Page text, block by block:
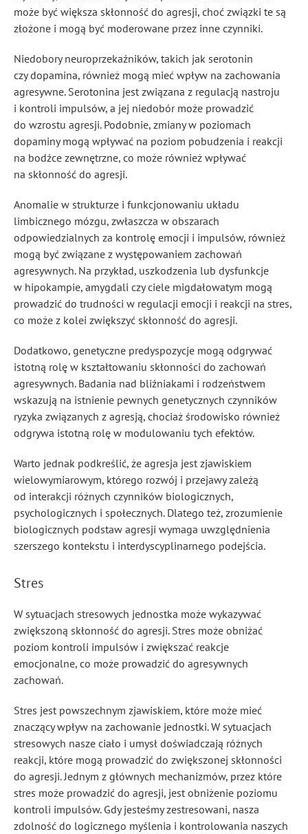
może być większa skłonność do agresji, choć związki te są
złożone i mogą być moderowane przez inne czynniki.
Niedobory neuroprzekaźników, takich jak serotonin
czy dopamina, również mogą mieć wpływ na zachowania
agresywne. Serotonina jest związana z regulacją nastroju
i kontroli impulsów, a jej niedobór może prowadzić
do wzrostu agresji. Podobnie, zmiany w poziomach
dopaminy mogą wpływać na poziom pobudzenia i reakcji
na bodźce zewnętrzne, co może również wpływać
na skłonność do agresji.
Anomalie w strukturze i funkcjonowaniu układu
limbicznego mózgu, zwłaszcza w obszarach
odpowiedzialnych za kontrolę emocji i impulsów, również
mogą być związane z występowaniem zachowań
agresywnych. Na przykład, uszkodzenia lub dysfunkcje
w hipokampie, amygdali czy ciele migdałowatym mogą
prowadzić do trudności w regulacji emocji i reakcji na stres,
co może z kolei zwiększyć skłonność do agresji.
Dodatkowo, genetyczne predyspozycje mogą odgrywać
istotną rolę w kształtowaniu skłonności do zachowań
agresywnych. Badania nad bliźniakami i rodzeństwem
wskazują na istnienie pewnych genetycznych czynników
ryzyka związanych z agresją, chociaż środowisko również
odgrywa istotną rolę w modulowaniu tych efektów.
Warto jednak podkreślić, że agresja jest zjawiskiem
wielowymiarowym, którego rozwój i przejawy zależą
od interakcji różnych czynników biologicznych,
psychologicznych i społecznych. Dlatego też, zrozumienie
biologicznych podstaw agresji wymaga uwzględnienia
szerszego kontekstu i interdyscyplinarnego podejścia.
Stres
W sytuacjach stresowych jednostka może wykazywać
zwiększoną skłonność do agresji. Stres może obniżać
poziom kontroli impulsów i zwiększać reakcje
emocjonalne, co może prowadzić do agresywnych
zachowań.
Stres jest powszechnym zjawiskiem, które może mieć
znaczący wpływ na zachowanie jednostki. W sytuacjach
stresowych nasze ciało i umysł doświadczają różnych
reakcji, które mogą prowadzić do zwiększonej skłonności
do agresji. Jednym z głównych mechanizmów, przez które
stres może prowadzić do agresji, jest obniżenie poziomu
kontroli impulsów. Gdy jesteśmy zestresowani, nasza
zdolność do logicznego myślenia i kontrolowania naszych